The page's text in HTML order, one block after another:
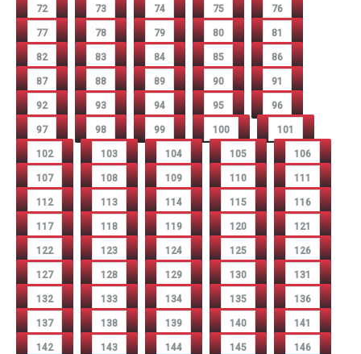
72 73 74 75 76
77 78 79 80 81
82 83 84 85 86
87 88 89 90 91
92 93 94 95 96
97 98 99 100 101
102 103 104 105 106
107 108 109 110 111
112 113 114 115 116
117 118 119 120 121
122 123 124 125 126
127 128 129 130 131
132 133 134 135 136
137 138 139 140 141
142 143 144 145 146